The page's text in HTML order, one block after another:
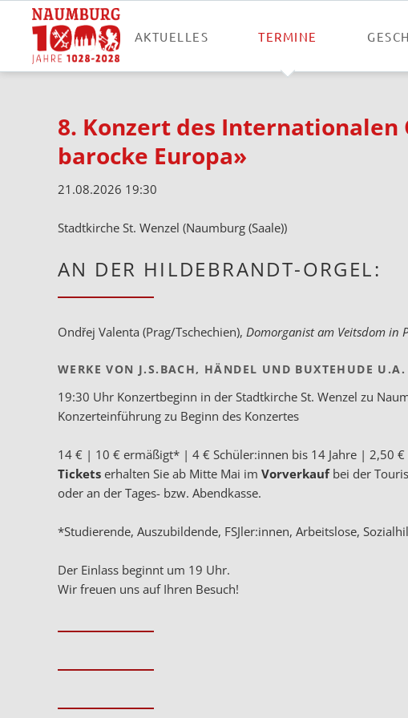
AKTUELLES TERMINE
8. Konzert des Internationalen
barocke Europa»
21.08.2026 19:30
Stadtkirche St. Wenzel (Naumburg (Saale))
AN DER HILDEBRANDT-ORGEL:
Ondřej Valenta (Prag/Tschechien), Domorganist am Veitsdom in
WERKE VON J.S.BACH, HÄNDEL UND BUXTEHUDE U.A.
19:30 Uhr Konzertbeginn in der Stadtkirche St. Wenzel zu
Konzerteinführung zu Beginn des Konzertes
14 € | 10 € ermäßigt* | 4 € Schüler:innen bis 14 Jahre | 2,50 €
Tickets erhalten Sie ab Mitte Mai im Vorverkaufbei der
oder an der Tages- bzw. Abendkasse.
*Studierende, Auszubildende, FSJler:innen, Arbeitslose,
Der Einlass beginnt um 19 Uhr.
Wir freuen uns auf Ihren Besuch!